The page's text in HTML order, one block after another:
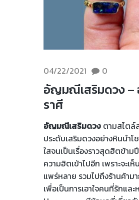
04/22/2021 0
อัญมณีเสริมดวง –
ราศี
อัญมณีเสริมดวง ตามสไตล์
ประดับเสริมดวงอย่างหินนำ
ใสจนเป็นเรื่องราวสุดฮิตข้า
ความฮิตเข้าไปอีก เพราะจ
แพร่หลาย รวมไปถึงร้านค้า
เพื่อเป็นการเอาใจคนที่รักแ